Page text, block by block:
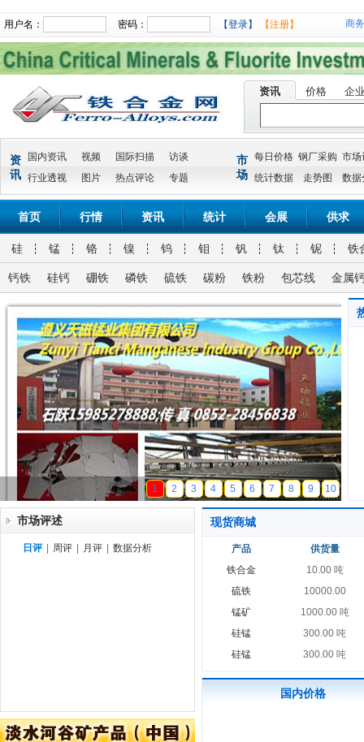
用户名： 密码： 【登录】 【注册】 商
资讯 价格 企
资
讯
国内资讯 视频 国际扫描
访谈
行业透视
图片 热点评论 专题
市
场
每日价格 钢厂采购 市场
统计数据
走势图 数据
首页 行情 资讯 统计 会展 供求
硅 锰 铬 镍 钨 钼 钒 钛 铌 铁
钙铁 硅钙 硼铁 磷铁 硫铁 碳粉 铁粉 包芯线 金属
天磁锰业
1 2 3 4 5 6 7 8 9 10
市场评述
日评 周评 月评 数据分析
现货商城
产品
供货量
铁合金
10.00 吨
硫铁
10000.00
锰矿
1000.00 吨
硅锰
300.00 吨
硅锰
300.00 吨
国内价格